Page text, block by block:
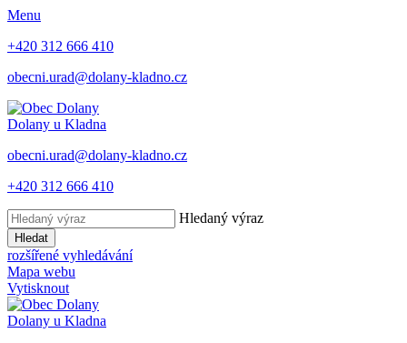
Menu
+420 312 666 410
obecni.urad@dolany-kladno.cz
Dolany u Kladna
obecni.urad@dolany-kladno.cz
+420 312 666 410
Hledaný výraz
Hledat
rozšířené vyhledávání
Mapa webu
Vytisknout
Dolany u Kladna